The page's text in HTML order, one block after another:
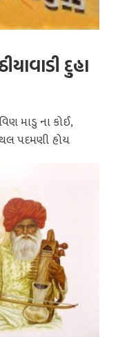
દુહા
માડુ ના કોઈ,
પદમણી હોય